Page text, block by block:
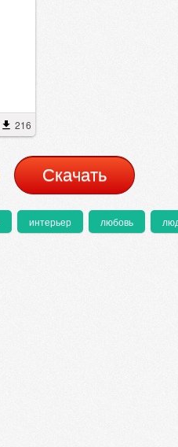
216
Cкачать
интерьер любовь